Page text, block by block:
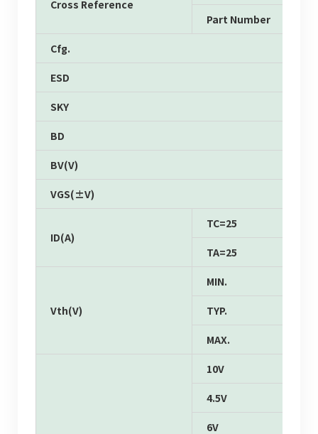
Cross Reference
Part Number
Cfg.
ESD
SKY
BD
BV(V)
VGS(±V)
ID(A)
TC=25
TA=25
Vth(V)
MIN.
TYP.
MAX.
10V
4.5V
6V